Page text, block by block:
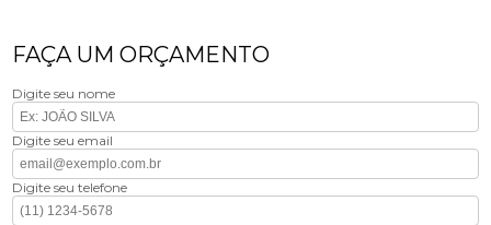
FAÇA UM ORÇAMENTO
Digite seu nome
Digite seu email
Digite seu telefone